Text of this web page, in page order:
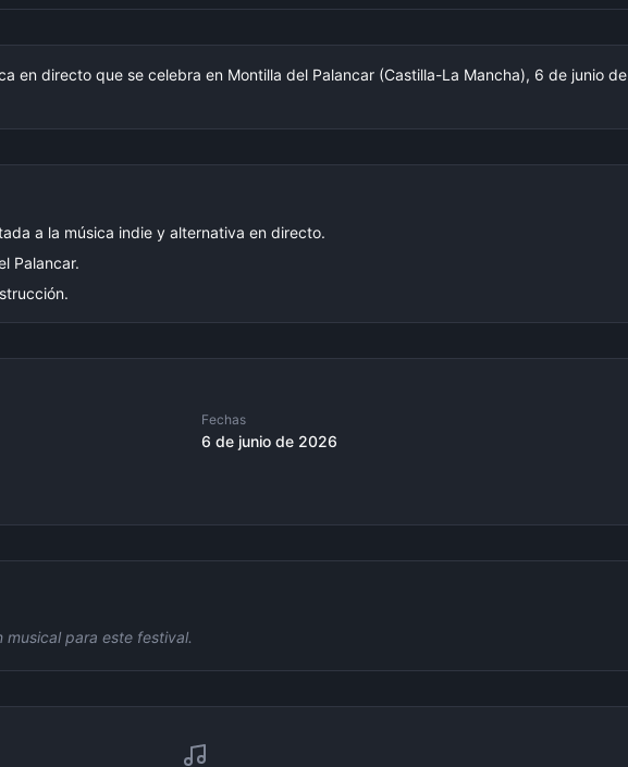
en directo que se celebra en Montilla del Palancar (Castilla-La Mancha), 6 de junio de
a la música indie y alternativa en directo.
Palancar.
Fechas
6 de junio de 2026
musical para este festival.